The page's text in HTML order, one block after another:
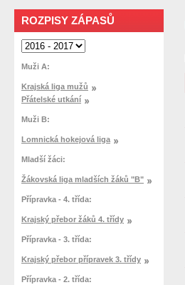
ROZPISY ZÁPASŮ
Muži A:
Krajská liga mužů
Přátelské utkání
Muži B:
Lomnická hokejová liga
Mladší žáci:
Žákovská liga mladších žáků "B"
Přípravka - 4. třída:
Krajský přebor žáků 4. třídy
Přípravka - 3. třída:
Krajský přebor přípravek 3. třídy
Přípravka - 2. třída: